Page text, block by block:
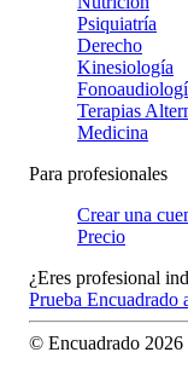
Psiquiatría
Derecho
Kinesiología
Terapias
Medicina
Para profesionales
Crear una
Precio
¿Eres profesional
Prueba Encuadrado
© Encuadrado 2026